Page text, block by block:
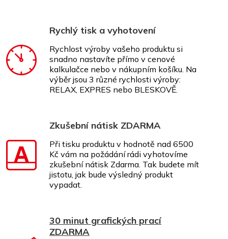
Rychlý tisk a vyhotovení
Rychlost výroby vašeho produktu si
snadno nastavíte přímo v cenové
kalkulačce nebo v nákupním košíku. Na
výběr jsou 3 různé rychlosti výroby:
RELAX, EXPRES nebo BLESKOVĚ.
Zkušební nátisk ZDARMA
Při tisku produktu v hodnotě nad 6500
Kč vám na požádání rádi vyhotovíme
zkušební nátisk Zdarma. Tak budete mít
jistotu, jak bude výsledný produkt
vypadat.
30 minut grafických prací
ZDARMA